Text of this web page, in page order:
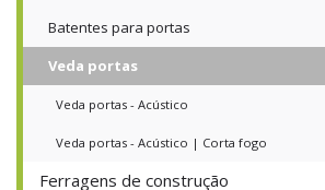
Batentes para portas
Veda portas
Veda portas - Acústico
Veda portas - Acústico | Corta fogo
Ferragens de construção